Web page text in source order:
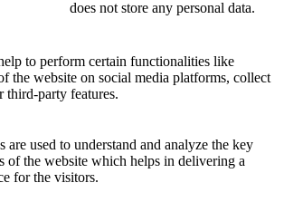
does not store any personal data.
to perform certain functionalities like
the website on social media platforms, collect
third-party features.
are used to understand and analyze the key
of the website which helps in delivering a
for the visitors.